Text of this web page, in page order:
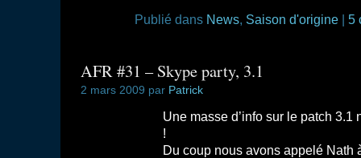
Publié dans News, Saison d'origine 5
AFR #31 – Skype party, 3.1
2 mars 2009 par Patrick
Une masse d’info sur le patch 3.1
!
Du coup nous avons appelé Nath